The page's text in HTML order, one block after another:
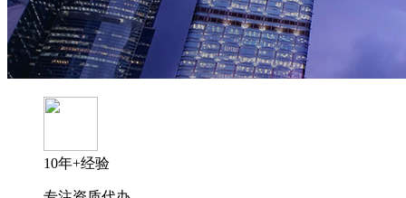
10年+经验